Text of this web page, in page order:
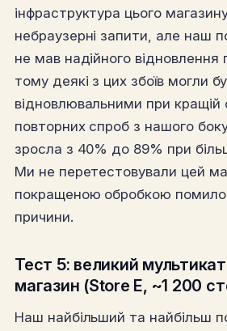
інфраструктура цього
небраузерні запити, але наш
не мав надійного відновлення
тому деякі з цих збоїв могли
відновлювальними при кращій
повторних спроб з нашого
зросла з 40% до 89% при
Ми не перетестовували цей
покращеною обробкою помилок
причини.
Тест 5: великий
магазин (Store E, ~1 200
Наш найбільший та найбільш